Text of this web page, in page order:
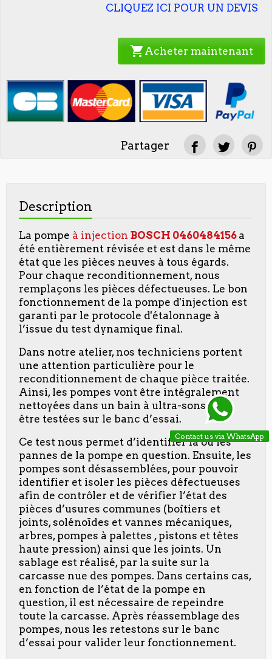
CLIQUEZ ICI POUR UN DEVIS
shopping_cart Acheter maintenant
Partager
Description
La pompe à injection BOSCH 0460484156 a
été entièrement révisée et est dans le même
état que les pièces neuves à tous égards.
Pour chaque reconditionnement, nous
remplaçons les pièces défectueuses. Le bon
fonctionnement de la pompe d'injection est
garanti par le protocole d'étalonnage à
l’issue du test dynamique final.
Dans notre atelier, nos techniciens portent
une attention particulière pour le
reconditionnement de chaque pièce traitée.
Ainsi, les pompes vont être intégralement
nettoyées dans un bain à ultra-sons pour
être testées sur le banc d’essai.
Ce test nous permet d’identifier la ou les
pannes de la pompe en question. Ensuite, les
pompes sont désassemblées, pour pouvoir
identifier et isoler les pièces défectueuses
afin de contrôler et de vérifier l’état des
pièces d’usures communes (boîtiers et
joints, solénoïdes et vannes mécaniques,
arbres, pompes à palettes , pistons et têtes
haute pression) ainsi que les joints. Un
sablage est réalisé, par la suite sur la
carcasse nue des pompes. Dans certains cas,
en fonction de l’état de la pompe en
question, il est nécessaire de repeindre
toute la carcasse. Après réassemblage des
pompes, nous les retestons sur le banc
d’essai pour valider leur fonctionnement.
Contact us via WhatsApp